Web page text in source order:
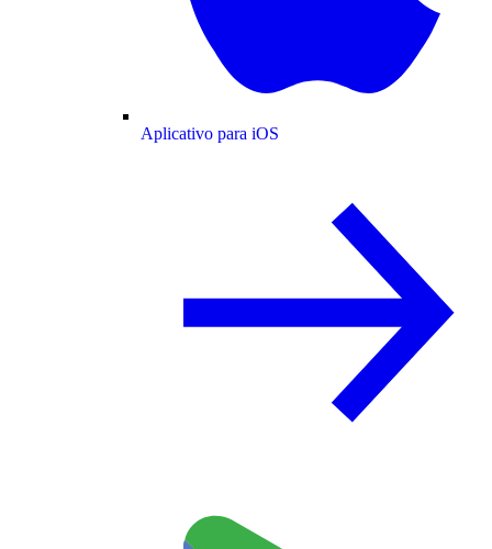
Aplicativo para iOS